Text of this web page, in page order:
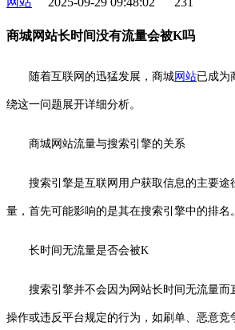
商城网站长时间没有流量会被K吗
随着互联网的迅猛发展，商城网站已成为
绕这一问题展开详细分析。
商城网站流量与搜索引擎的关系
搜索引擎是互联网用户获取信息的主要
量，首先可能影响的是其在搜索引擎中的排名。
长时间无流量是否会被K
搜索引擎并不会因为网站长时间无流量
操作或违反平台规定的行为，如刷单、恶意竞